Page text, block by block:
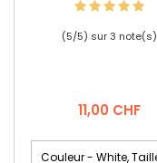
(5/5) sur3 note(s)
Prix
11,00 CHF